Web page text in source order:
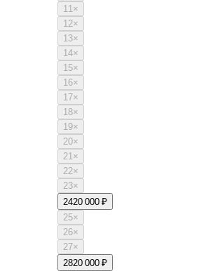
11×
12×
13×
14×
15×
16×
17×
18×
19×
20×
21×
22×
23×
2420 000 ₽
25×
26×
27×
2820 000 ₽